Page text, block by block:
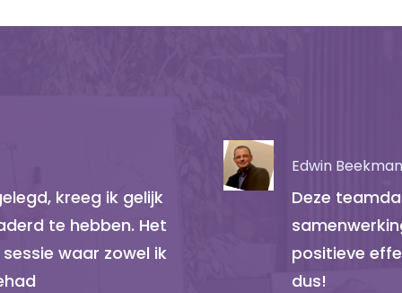
kreeg ik gelijk
te hebben. Het
waar zowel ik
Edwin
Deze
positieve
dus!